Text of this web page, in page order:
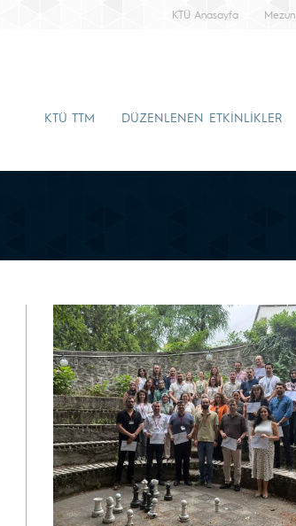
KTÜ Anasayfa Mezun
KTÜ TTM DÜZENLENEN ETKİNLİKLER